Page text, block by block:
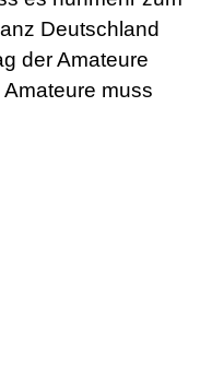
Deutschland
der Amateure
muss